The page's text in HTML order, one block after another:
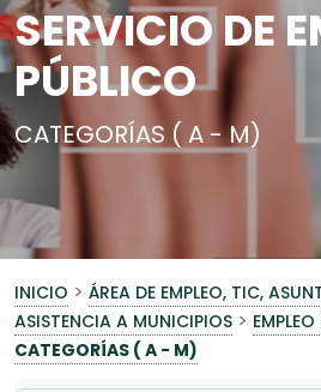
SERVICIO DE
PÚBLICO
CATEGORÍAS ( A - M)
INICIO > ÁREA DE EMPLEO, TIC,
ASISTENCIA A MUNICIPIOS >
CATEGORÍAS ( A - M)